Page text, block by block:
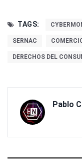
TAGS:
SERNAC
DERECHOS DEL
Pablo